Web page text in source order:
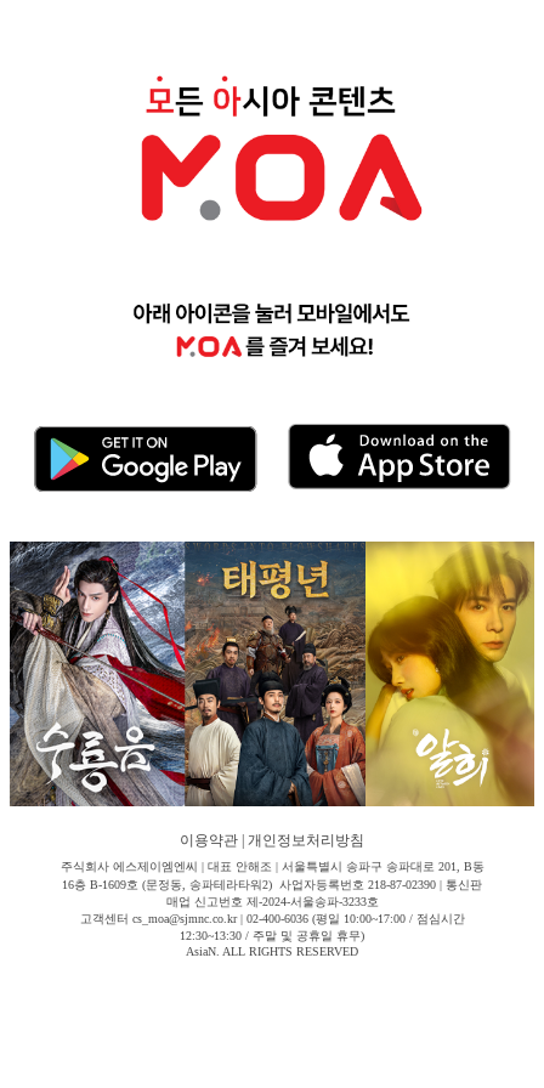
이용약관 개인정보처리방침
주식회사 에스제이엠엔씨 | 대표 안해조 | 서울특별시 송파구 송파대로 201, B동
16층 B-1609호 (문정동, 송파테라타워2) 사업자등록번호 218-87-02390 | 통신판
매업 신고번호 제-2024-서울송파-3233호
고객센터 cs_moa@sjmnc.co.kr | 02-400-6036 (평일 10:00~17:00 / 점심시간
12:30~13:30 / 주말 및 공휴일 휴무)
AsiaN. ALL RIGHTS RESERVED